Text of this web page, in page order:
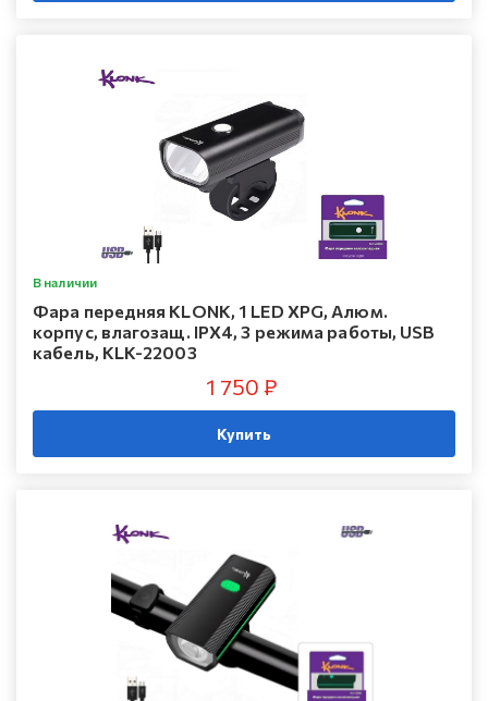
В наличии
Фара передняя KLONK, 1 LED XPG, Алюм.
корпус, влагозащ. IPX4, 3 режима работы, USB
кабель, KLK-22003
1 750 ₽
Купить